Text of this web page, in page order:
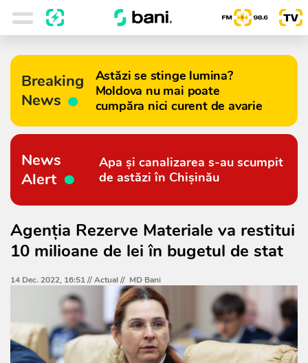
Breaking
News
Astăzi se stinge lumina?
Moldova nu mai poate
cumpăra nici curent de avarie
News
Alert
Apa și canalizarea s-au scumpit
de astăzi în Chișinău
Agenția Rezerve Materiale va restitui
10 milioane de lei în bugetul de stat
14 Dec. 2022, 16:51 //Actual// MD Bani